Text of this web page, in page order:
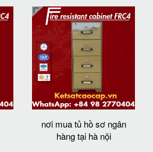
nơi mua tủ hồ sơ ngân
hàng tại hà nội